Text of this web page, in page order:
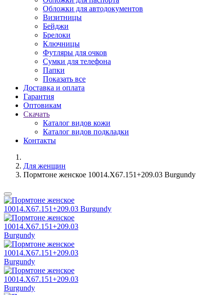
Обложки для автодокументов
Визитницы
Бейджи
Брелоки
Ключницы
Футляры для очков
Сумки для телефона
Папки
Показать все
Доставка и оплата
Гарантия
Оптовикам
Скачать
Каталог видов кожи
Каталог видов подкладки
Контакты
Для женщин
Пормтоне женское 10014.X67.151+209.03 Burgundy